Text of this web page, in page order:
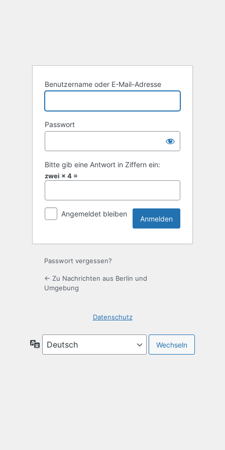
Benutzername oder E-Mail-Adresse
Passwort
Bitte gib eine Antwort in Ziffern ein:
zwei × 4 =
Angemeldet bleiben
Passwort vergessen?
← Zu Nachrichten aus Berlin und
Umgebung
Datenschutz
Sprache